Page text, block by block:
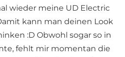
wieder meine UD Electric
kann man deinen Look
:D Obwohl sogar so in
fehlt mir momentan die